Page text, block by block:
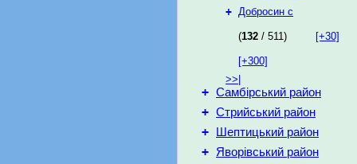
+ Добросин с
(132 / 511) [+30]
[+300]
>>|
+ Самбірський район
+ Стрийський район
+ Шептицький район
+ Яворівський район